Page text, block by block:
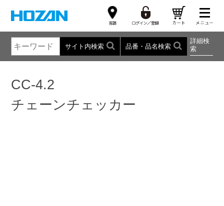
サイト内検索 品番・品名検索
詳細検
索
CC-4.2
チェーンチェッカー